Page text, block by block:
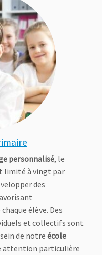
personnalisé, le
limité à vingt par
des
élève. Des
et collectifs sont
de notreécole
attention particulière